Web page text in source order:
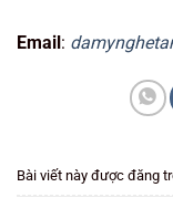
Email :
Bài viết này được đăng